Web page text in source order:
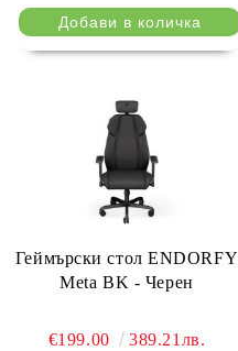
Геймърски стол ENDORFY
Meta BK - Черен
€199.00 389.21лв.